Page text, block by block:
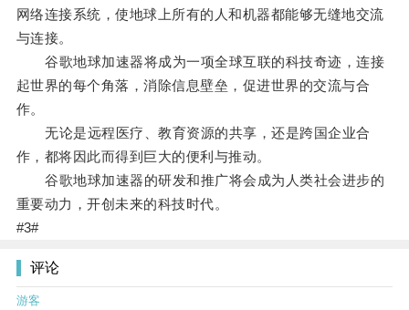
网络连接系统，使地球上所有的人和机器都能够无缝地交流
与连接。
谷歌地球加速器将成为一项全球互联的科技奇迹，连接
起世界的每个角落，消除信息壁垒，促进世界的交流与合
作。
无论是远程医疗、教育资源的共享，还是跨国企业合
作，都将因此而得到巨大的便利与推动。
谷歌地球加速器的研发和推广将会成为人类社会进步的
重要动力，开创未来的科技时代。
#3#
评论
游客